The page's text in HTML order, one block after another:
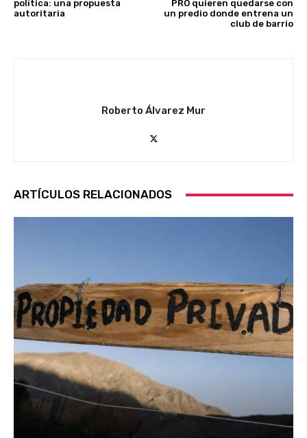
política: una propuesta
autoritaria
PRO quieren quedarse con
un predio donde entrena un
club de barrio
Roberto Álvarez Mur
ARTÍCULOS RELACIONADOS